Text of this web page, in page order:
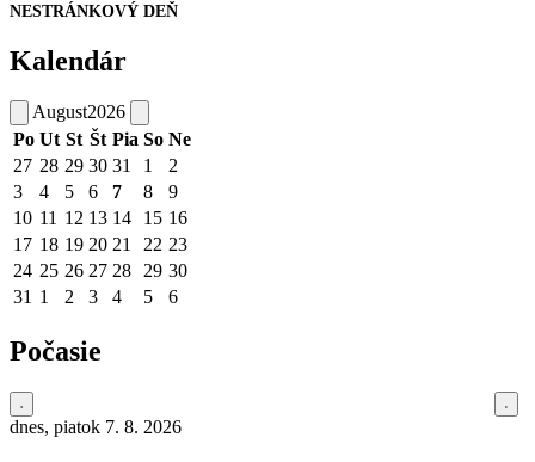
NESTRÁNKOVÝ DEŇ
Kalendár
August2026
Po Ut St Št Pia So Ne
27 28 29 30 31 1
2
3
4 5 6 7 8
9
10 11 12 13 14 15 16
17 18 19 20 21 22 23
24 25 26 27 28 29 30
31 1 2 3 4 5 6
Počasie
dnes, piatok 7. 8. 2026